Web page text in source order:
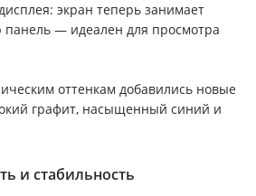
экран теперь занимает
— идеален для просмотра
оттенкам добавились новые
графит, насыщенный синий и
и стабильность